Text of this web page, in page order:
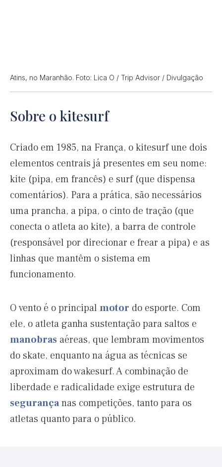
Atins, no Maranhão. Foto: Lica O / Trip Advisor / Divulgação
Sobre o kitesurf
Criado em 1985, na França, o kitesurf une dois
elementos centrais já presentes em seu nome:
kite (pipa, em francês) e surf (que dispensa
comentários). Para a prática, são necessários
uma prancha, a pipa, o cinto de tração (que
conecta o atleta ao kite), a barra de controle
(responsável por direcionar e frear a pipa) e as
linhas que mantêm o sistema em
funcionamento.
O vento é o principal motor do esporte. Com
ele, o atleta ganha sustentação para saltos e
manobras aéreas, que lembram movimentos
do skate, enquanto na água as técnicas se
aproximam do wakesurf. A combinação de
liberdade e radicalidade exige estrutura de
segurançanas competições, tanto para os
atletas quanto para o público.